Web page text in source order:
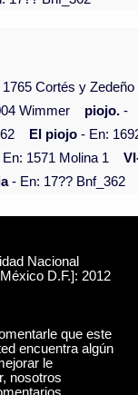
Cortés y Zedeño
Wimmer piojo. -
El piojo - En:
En: 1571 Molina 1
- En: 17?? Bnf_362
Nacional
D.F.]: 2012
que este
encuentra algún
le
nosotros